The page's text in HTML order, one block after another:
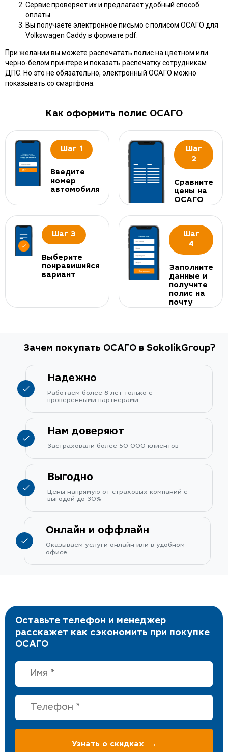
Сервис проверяет их и предлагает удобный способ
оплаты
Вы получаете электронное письмо с полисом ОСАГО для
Volkswagen Caddy в формате pdf.
При желании вы можете распечатать полис на цветном или
черно-белом принтере и показать распечатку сотрудникам
ДПС. Но это не обязательно, электронный ОСАГО можно
показывать со смартфона.
Как оформить полис ОСАГО
Шаг 1
Введите
номер
автомобиля
Шаг
2
Сравните
цены на
ОСАГО
Шаг 3
Выберите
понравишийся
вариант
Шаг
4
Заполните
данные и
получите
полис на
почту
Зачем покупать ОСАГО в SokolikGroup?
Надежно
Работаем более 8 лет только с
проверенными партнерами
Нам доверяют
Застраховали более 50 000 клиентов
Выгодно
Цены напрямую от страховых компаний с
выгодой до 30%
Онлайн и оффлайн
Оказываем услуги онлайн или в удобном
офисе
Оставьте телефон и менеджер
расскажет как сэкономить при покупке
ОСАГО